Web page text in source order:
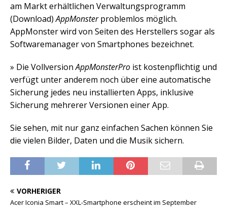
am Markt erhältlichen Verwaltungsprogramm
(Download)AppMonsterproblemlos möglich.
AppMonster wird von Seiten des Herstellers sogar als
Softwaremanager von Smartphones bezeichnet.
» Die VollversionAppMonsterPro ist kostenpflichtig und
verfügt unter anderem noch über eine automatische
Sicherung jedes neu installierten Apps, inklusive
Sicherung mehrerer Versionen einer App.
Sie sehen, mit nur ganz einfachen Sachen können Sie
die vielen Bilder, Daten und die Musik sichern.
VORHERIGER
Acer Iconia Smart – XXL-Smartphone erscheint im September